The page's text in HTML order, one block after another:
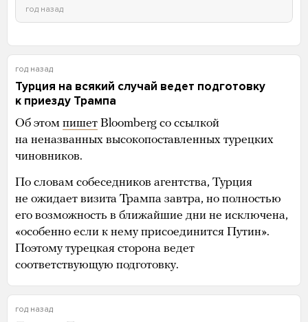
год назад
год назад
Турция на всякий случай ведет подготовку
к приезду Трампа
Об этом пишет Bloomberg со ссылкой
на неназванных высокопоставленных турецких
чиновников.
По словам собеседников агентства, Турция
не ожидает визита Трампа завтра, но полностью
его возможность в ближайшие дни не исключена,
«особенно если к нему присоединится Путин».
Поэтому турецкая сторона ведет
соответствующую подготовку.
год назад